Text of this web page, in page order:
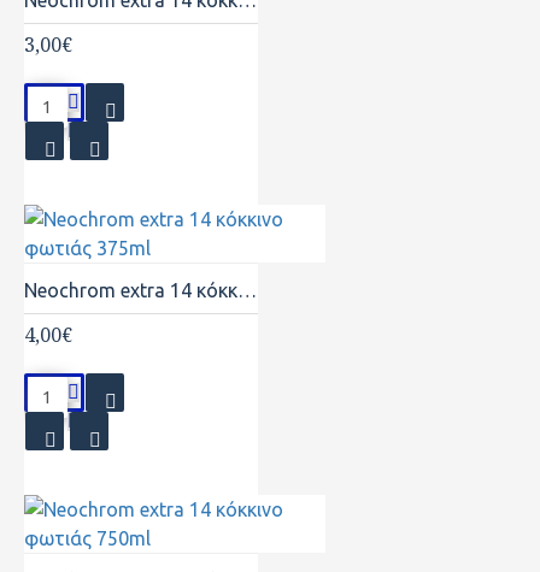
3,00€
Neochrom extra 14 κόκκινο φωτιάς 375ml
4,00€